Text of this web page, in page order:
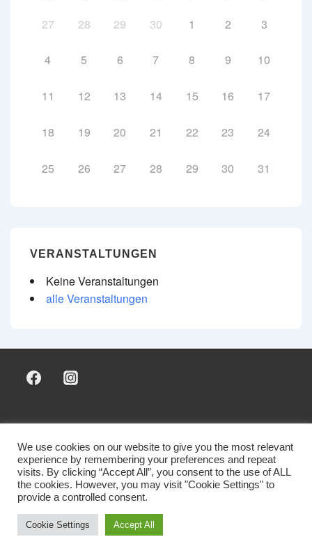
27
28 29 30 1 2 3
4 5 6 7 8 9 10
11 12 13 14 15 16 17
18 19 20 21 22 23 24
25 26 27 28 29 30 31
VERANSTALTUNGEN
Keine Veranstaltungen
alle Veranstaltungen
Menü
Impressum & Datenschutz
Copyright © 2026 SV Luttingen 1970 e. V.
We use cookies on our website to give you the most relevant
experience by remembering your preferences and repeat
visits. By clicking “Accept All”, you consent to the use of ALL
the cookies. However, you may visit "Cookie Settings" to
provide a controlled consent.
Cookie Settings Accept All